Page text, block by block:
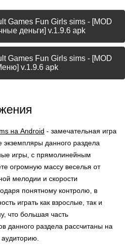
Games Fun Girls sims - [MOD
деньги] v.1.9.6 apk
Games Fun Girls sims - [MOD
v.1.9.6 apk
на Android - замечательная игра
данного раздела
игры, с прямолинейным
огромную массу веселья от
мелодии и скорости
понятному контролю, в
играть как взрослые, так и
что большая часть
данного раздела рассчитаны на